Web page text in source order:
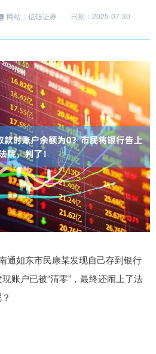
网站：信钰证券
日期：2025-07-30
如东市民康某发现自己存到银行
账户已被“清零”，最终还闹上了法